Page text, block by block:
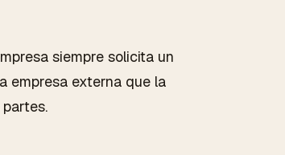
siempre solicita un
empresa externa que la